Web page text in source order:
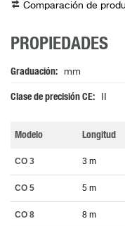
Comparación de
PROPIEDADES
Graduación mm
Clase de precisión CE
Modelo Longitud
CO 3 3 m
CO 5 5 m
CO 8 8 m